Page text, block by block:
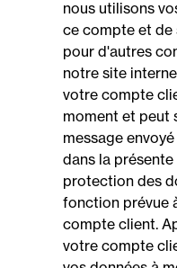
nous utilisons
ce compte et de
pour d'autres
notre site
votre compte
moment et peut
message
dans la
protection des
fonction prévue
compte client.
votre compte